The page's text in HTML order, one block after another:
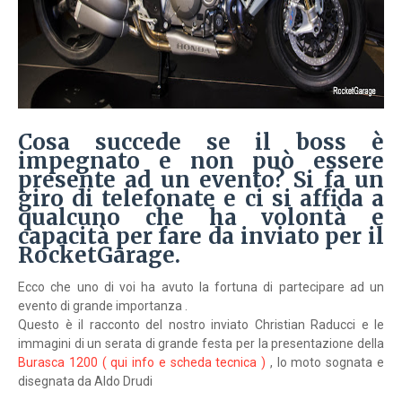
Cosa succede se il boss è
impegnato e non può essere
presente ad un evento? Si fa un
giro di telefonate e ci si affida a
qualcuno che ha volontà e
capacità per fare da inviato per il
RocketGarage.
Ecco che uno di voi ha avuto la fortuna di partecipare ad un
evento di grande importanza .
Questo è il racconto del nostro inviato Christian Raducci e le
immagini di un serata di grande festa per la presentazione della
Burasca 1200 ( qui info e scheda tecnica ) , lo moto sognata e
disegnata da Aldo Drudi